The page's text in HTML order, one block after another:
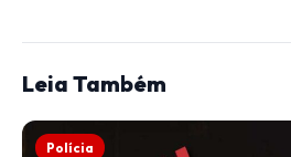
Leia Também
Polícia